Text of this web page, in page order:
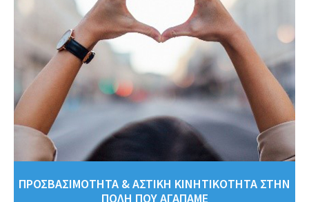
ΠΡΟΣΒΑΣΙΜΟΤΗΤΑ & ΑΣΤΙΚΗ ΚΙΝΗΤΙΚΟΤΗΤΑ ΣΤΗΝ
ΠΟΛΗ ΠΟΥ ΑΓΑΠΑΜΕ